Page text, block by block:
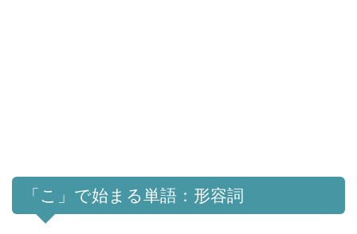
「こ」で始まる単語：形容詞